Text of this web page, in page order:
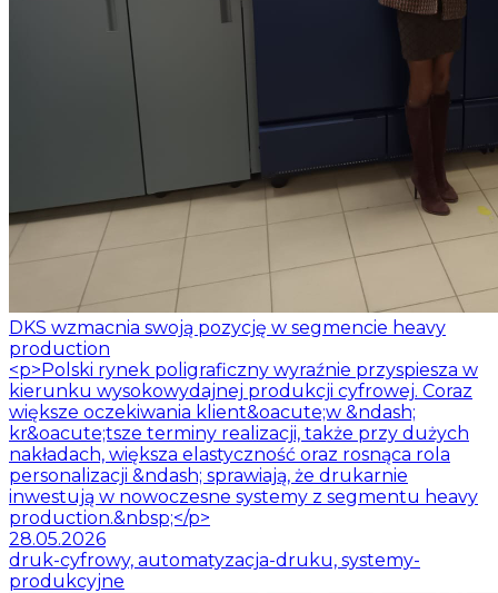
DKS wzmacnia swoją pozycję w segmencie heavy
production
<p>Polski rynek poligraficzny wyraźnie przyspiesza w
kierunku wysokowydajnej produkcji cyfrowej. Coraz
większe oczekiwania klient&oacute;w &ndash;
kr&oacute;tsze terminy realizacji, także przy dużych
nakładach, większa elastyczność oraz rosnąca rola
personalizacji &ndash; sprawiają, że drukarnie
inwestują w nowoczesne systemy z segmentu heavy
production.&nbsp;</p>
28.05.2026
druk-cyfrowy, automatyzacja-druku, systemy-
produkcyjne